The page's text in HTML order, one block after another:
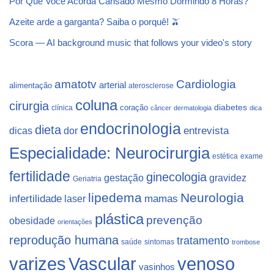
Azeite arde a garganta? Saiba o porquê! 🫒
Scora — AI background music that follows your video's story
alimentação amatotv arterial aterosclerose Cardiologia
cirurgia clínica coluna coração câncer dermatologia diabetes dica
dicas dieta dor endocrinologia entrevista
Especialidade: Neurocirurgia estética exame
fertilidade Geriatria gestação ginecologia gravidez
infertilidade laser lipedema mamas Neurologia
obesidade orientações plástica prevenção
reprodução humana saúde sintomas tratamento trombose
varizesVascular vasinhos venoso